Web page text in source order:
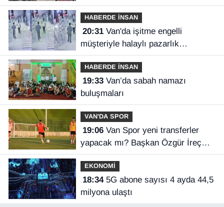
HABERDE İNSAN
20:31Van'da işitme engelli
müşteriyle halaylı pazarlık
gülümsetti
HABERDE İNSAN
19:33Van’da sabah namazı
buluşmaları
VAN'DA SPOR
19:06Van Spor yeni transferler
yapacak mı? Başkan Özgür İreç
İlhan açıkladı
EKONOMİ
18:345G abone sayısı 4 ayda 44,5
milyona ulaştı